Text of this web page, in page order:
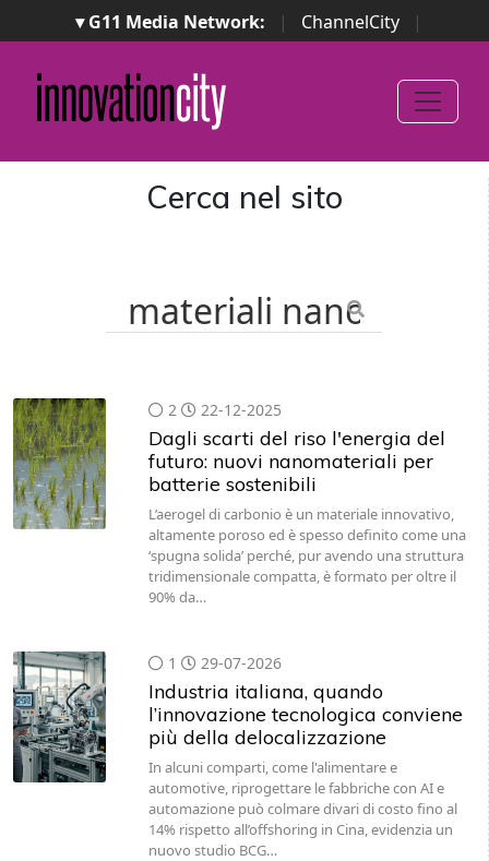
▾ G11 Media Network: | ChannelCity
|
ImpresaCity | SecurityOpenLab | Italian Channel
Awards
Italian Project Awards
Italian Security
Awards
Cerca nel sito
2 22-12-2025
Dagli scarti del riso l'energia del
futuro: nuovi nanomateriali per
batterie sostenibili
L’aerogel di carbonio è un materiale innovativo,
altamente poroso ed è spesso definito come una
‘spugna solida’ perché, pur avendo una struttura
tridimensionale compatta, è formato per oltre il
90% da…
1 29-07-2026
Industria italiana, quando
l’innovazione tecnologica conviene
più della delocalizzazione
In alcuni comparti, come l'alimentare e
automotive, riprogettare le fabbriche con AI e
automazione può colmare divari di costo fino al
14% rispetto all’offshoring in Cina, evidenzia un
nuovo studio BCG…